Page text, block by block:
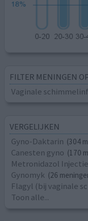
FILTER MENINGEN
Vaginale
VERGELIJKEN
Gyno-Daktarin (304
Canesten gyno (170
Metronidazol
Gynomyk (26
Flagyl (bij vaginale
Toon alle...